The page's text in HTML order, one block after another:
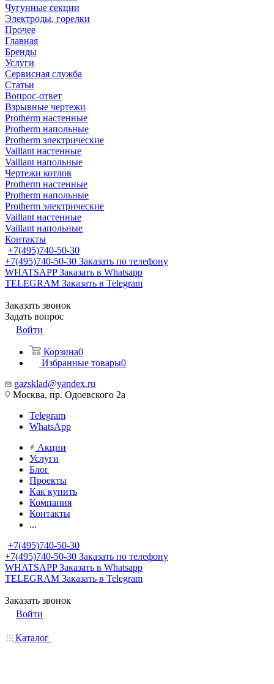
Чугунные секции
Электроды, горелки
Прочее
Главная
Бренды
Услуги
Сервисная служба
Статьи
Вопрос-ответ
Взрывные чертежи
Protherm настенные
Protherm напольные
Protherm электрические
Vaillant настенные
Vaillant напольные
Чертежи котлов
Protherm настенные
Protherm напольные
Protherm электрические
Vaillant настенные
Vaillant напольные
Контакты
+7(495)740-50-30
+7(495)740-50-30 Заказать по телефону
WHATSAPP Заказать в Whatsapp
TELEGRAM Заказать в Telegram
Заказать звонок
Задать вопрос
Войти
Корзина0
Избранные товары0
gazsklad@yandex.ru
Москва, пр. Одоевского 2а
Telegram
WhatsApp
Акции
Услуги
Блог
Проекты
Как купить
Компания
Контакты
...
+7(495)740-50-30
+7(495)740-50-30 Заказать по телефону
WHATSAPP Заказать в Whatsapp
TELEGRAM Заказать в Telegram
Заказать звонок
Войти
Каталог